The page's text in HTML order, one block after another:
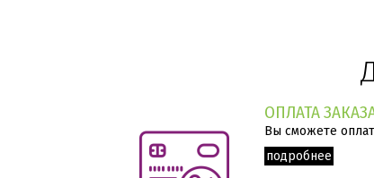
ОПЛАТА
Вы сможете
подробнее